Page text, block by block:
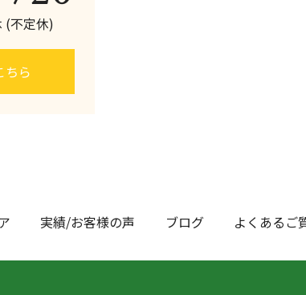
(不定休)
ちら
実績/お客様の声 ブログ よくあるご